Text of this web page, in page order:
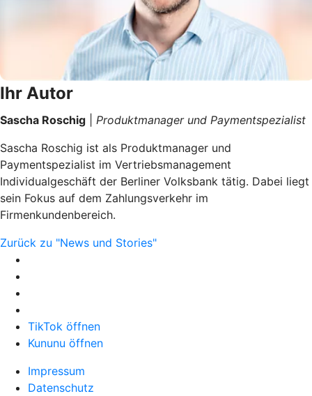
Ihr Autor
Sascha Roschig
Produktmanager und Paymentspezialist
Sascha Roschig ist als Produktmanager und
Paymentspezialist im Vertriebsmanagement
Individualgeschäft der Berliner Volksbank tätig. Dabei liegt
sein Fokus auf dem Zahlungsverkehr im
Firmenkundenbereich.
Zurück zu "News und Stories"
TikTok öffnen
Kununu öffnen
Impressum
Datenschutz